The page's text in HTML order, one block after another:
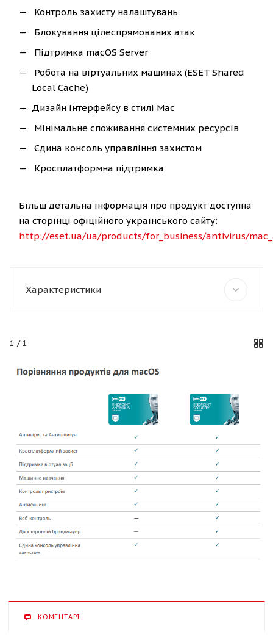
Контроль захисту налаштувань
Блокування цілеспрямованих атак
Підтримка macOS Server
Робота на віртуальних машинах (ESET Shared
Local Cache)
Дизайн інтерфейсу в стилі Mac
Мінімальне споживання системних ресурсів
Єдина консоль управління захистом
Кросплатформна підтримка
Більш детальна інформація про продукт доступна
на сторінці офіційного українського сайту:
http://eset.ua/ua/products/for_business/antivirus/
Характеристики
1 / 1
КОМЕНТАРІ